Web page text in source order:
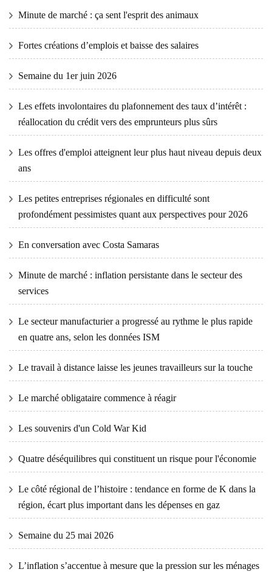
Minute de marché : ça sent l'esprit des animaux
Fortes créations d’emplois et baisse des salaires
Semaine du 1er juin 2026
Les effets involontaires du plafonnement des taux d’intérêt :
réallocation du crédit vers des emprunteurs plus sûrs
Les offres d'emploi atteignent leur plus haut niveau depuis deux
ans
Les petites entreprises régionales en difficulté sont
profondément pessimistes quant aux perspectives pour 2026
En conversation avec Costa Samaras
Minute de marché : inflation persistante dans le secteur des
services
Le secteur manufacturier a progressé au rythme le plus rapide
en quatre ans, selon les données ISM
Le travail à distance laisse les jeunes travailleurs sur la touche
Le marché obligataire commence à réagir
Les souvenirs d'un Cold War Kid
Quatre déséquilibres qui constituent un risque pour l'économie
Le côté régional de l’histoire : tendance en forme de K dans la
région, écart plus important dans les dépenses en gaz
Semaine du 25 mai 2026
L’inflation s’accentue à mesure que la pression sur les ménages